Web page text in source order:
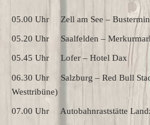
05.00 Uhr Zell am See –
05.20 Uhr Saalfelden –
05.45 Uhr Lofer – Hotel Dax
06.30 Uhr Salzburg – Red Bull
Westtribüne)
07.00 Uhr Autobahnraststätte